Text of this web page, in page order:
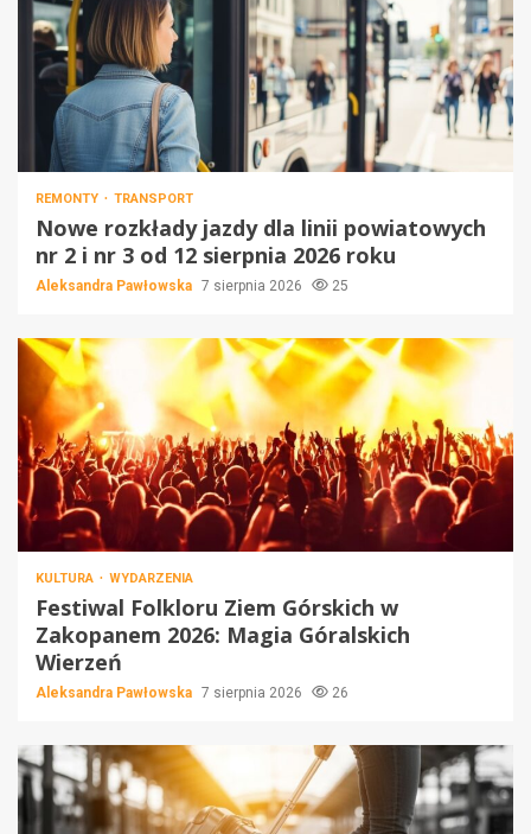
REMONTY TRANSPORT
Nowe rozkłady jazdy dla linii powiatowych
nr 2 i nr 3 od 12 sierpnia 2026 roku
Aleksandra Pawłowska 7 sierpnia 2026 25
KULTURA WYDARZENIA
Festiwal Folkloru Ziem Górskich w
Zakopanem 2026: Magia Góralskich
Wierzeń
Aleksandra Pawłowska 7 sierpnia 2026 26